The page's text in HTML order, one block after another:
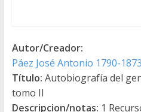
Autor/Creador:
Páez José Antonio 1790-1873
Título: Autobiografía del
tomo II
Descripcion/notas: 1